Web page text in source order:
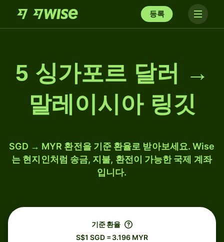
등록
5 싱가포르 달러 →
말레이시아 링깃
SGD → MYR 환전을 기준 환율로 받아보세요. Wise
는 현지인처럼 송금, 지불, 환전이 가능한 국제 계좌
입니다.
기준 환율
S$1 SGD = 3.196 MYR